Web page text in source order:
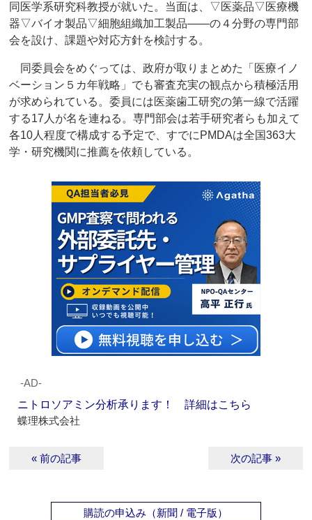
同医学系研究科教授が就いた。当面は、▽医薬品▽医療機
器▽バイオ製品▽細胞組織加工製品――の４分野の専門部
会を設け、課題や対応方針を検討する。
同委員会をめぐっては、政府が取りまとめた「医療イノ
ベーション５カ年戦略」でも審査充実の観点から積極活用
が求められている。委員には医薬歯工研究の第一線で活躍
する17人が名を連ねる。専門部会は若手研究者らも加えて
各10人程度で構成する予定で、すでにPMDAは全国363大
学・研究機関に推薦を依頼している。
‐AD‐
ニトロソアミン分析承ります！ 詳細はこちら
蝶理株式会社
« 前の記事 次の記事 »
購読の申込み（新聞 / 電子版）